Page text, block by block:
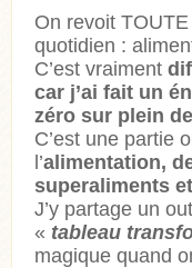
On revoit
quotidien :
C’est vraiment
car j’ai fait un
zéro sur plein
C’est une partie
l’alimentation,
superaliments
J’y partage un
« tableau
magique quand